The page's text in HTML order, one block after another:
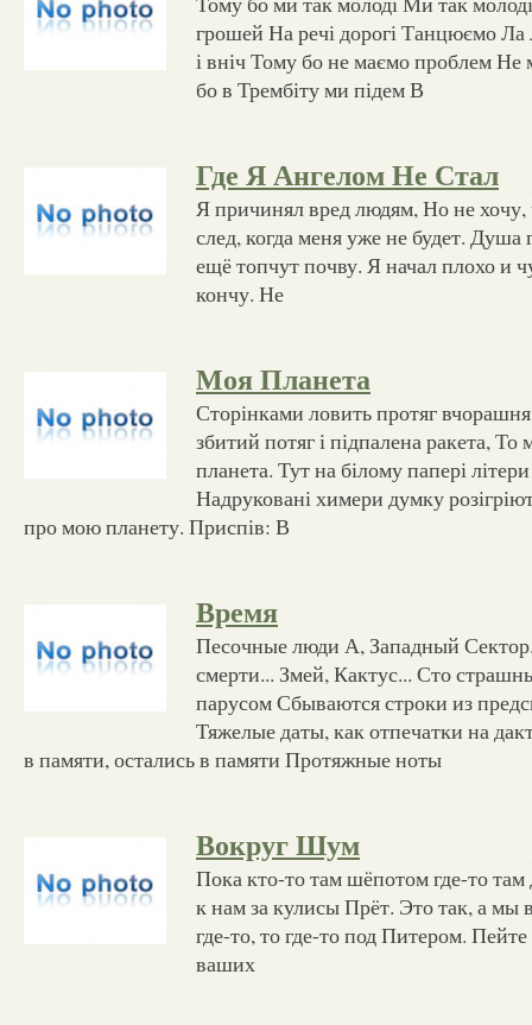
грошей На речі дорогі Танцюємо Ла
і вніч Тому бо не маємо проблем
бо в Трембіту ми підем В
Где Я Ангелом Не Стал
Я причинял вред людям, Но не
след, когда меня уже не будет. Душа
ещё топчут почву. Я начал плохо и
кончу. Не
Моя Планета
Сторінками ловить протяг
збитий потяг і підпалена ракета, То
планета. Тут на білому папері
Надруковані химери думку
про мою планету. Приспів: В
Время
Песочные люди А, Западный
смерти... Змей, Кактус... Сто
парусом Сбываются строки из
Тяжелые даты, как отпечатки на
в памяти, остались в памяти Протяжные ноты
Вокруг Шум
Пока кто-то там шёпотом где-то там
к нам за кулисы Прёт. Это так, а мы
где-то, то где-то под Питером.
ваших